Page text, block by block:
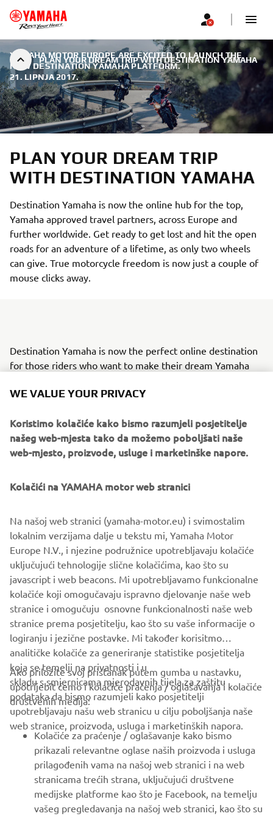
PLAN YOUR DREAM TRIP WITH DESTINATION YAMAHA
YAMAHA MOTOR EUROPE ARE EXCITED TO LAUNCH THE
NEW DESTINATION YAMAHA PLATFORM. |
21. LIPNJA 2017.
PLAN YOUR DREAM TRIP
WITH DESTINATION YAMAHA
Destination Yamaha is now the online hub for the top,
Yamaha approved travel partners, across Europe and
further worldwide. Get ready to get lost and hit the open
roads for an adventure of a lifetime, as only two wheels
can give. True motorcycle freedom is now just a couple of
mouse clicks away.
Destination Yamaha is now the perfect online destination
for those riders who want to make their dream Yamaha
process, enabling users to narrow their search criteria
location. The online search will then deliver a set of
adventure partners that specialise in making motorcycle
travel dreams come true, with nearly 100 different travel
Whilst every rider shares the same feelings and emotions
wants to experience the same adventure. Because of this,
Destination Yamaha can make getting lost on a motorbike
an original and personal trip, just for you.
For more information and to take the first step in finding
your dream adventure, visit
destination-yamaha-motor.eu
and define your trip!
CORPORATE
FOR BUSINESS
MORE YAMAHA
SUPPORT
WE VALUE YOUR PRIVACY
Koristimo kolačiće kako bismo razumjeli posjetitelje
našeg web-mjesta tako da možemo poboljšati naše
web-mjesto, proizvode, usluge i marketinške napore.
Kolačići na YAMAHA motor web stranici
Na našoj web stranici (yamaha-motor.eu) i svimostalim
lokalnim verzijama dalje u tekstu mi, Yamaha Motor
Europe N.V., i njezine podružnice upotrebljavaju kolačiće
uključujući tehnologije slične kolačićima, kao što su
javascript i web beacons. Mi upotrebljavamo funkcionalne
kolačiće koji omogučavaju ispravno djelovanje naše web
stranice i omogučuju osnovne funkcionalnosti naše web
stranice prema posjetitelju, kao što su vaše informacije o
logiranju i jezične postavke. Mi također korisitmo
analitičke kolačiće za generiranje statistike posjetitelja
koja se temelji na privatnosti i u
skladu s smjernicama mjerodavnih tijela za zaštitu
podataka da bismo razumjeli kako posjetitelji
upotrebljavaju našu web stranicu u cilju poboljšanja naše
web stranice, proizvoda, usluga i marketinških napora.
Ako priložite svoj pristanak putem gumba u nastavku,
upotrijebit ćemo i kolačiće praćenja / oglašavanja i kolačiće
društvenih medija:
Kolačiće za praćenje / oglašavanje kako bismo
prikazali relevantne oglase naših proizvoda i usluga
prilagođenih vama na našoj web stranici i na web
stranicama trećih strana, uključujući društvene
medijske platforme kao što je Facebook, na temelju
vašeg pregledavanja na našoj web stranici, kao što su